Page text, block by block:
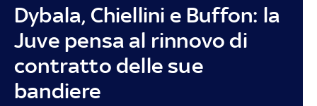
Dybala, Chiellini e Buffon: la
Juve pensa al rinnovo di
contratto delle sue
bandiere